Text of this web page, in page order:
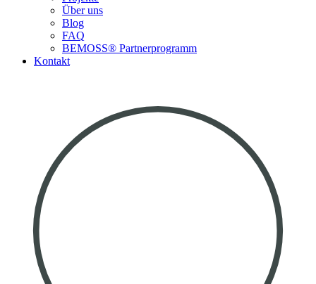
Über uns
Blog
FAQ
BEMOSS® Partnerprogramm​
Kontakt